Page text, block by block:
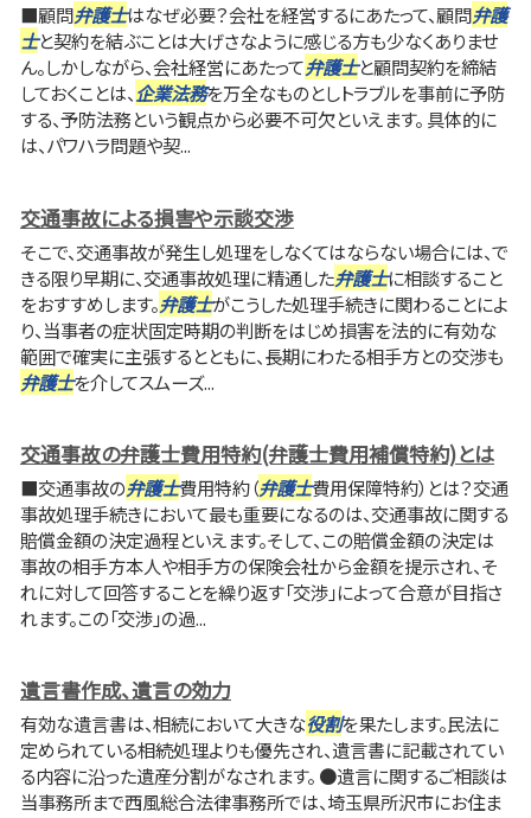
■顧問弁護士はなぜ必要？会社を経営するにあたって、顧問弁護
士と契約を結ぶことは大げさなように感じる方も少なくありませ
ん。しかしながら、会社経営にあたって弁護士と顧問契約を締結
しておくことは、 企業法務を万全なものとしトラブルを事前に予防
する、予防法務という観点から必要不可欠といえます。 具体的に
は、パワハラ問題や契...
交通事故による損害や示談交渉
そこで、交通事故が発生し処理をしなくてはならない場合には、で
きる限り早期に、交通事故処理に精通した弁護士に相談すること
をおすすめします。弁護士がこうした処理手続きに関わることによ
り、当事者の症状固定時期の判断をはじめ損害を法的に有効な
範囲で確実に主張するとともに、長期にわたる相手方との交渉も
弁護士を介してスムーズ...
交通事故の弁護士費用特約(弁護士費用補償特約)とは
■交通事故の弁護士費用特約（弁護士費用保障特約）とは？交通
事故処理手続きにおいて最も重要になるのは、交通事故に関する
賠償金額の決定過程といえます。そして、この賠償金額の決定は
事故の相手方本人や相手方の保険会社から金額を提示され、そ
れに対して回答することを繰り返す「交渉」によって合意が目指さ
れます。この「交渉」の過...
遺言書作成、遺言の効力
有効な遺言書は、相続において大きな役割を果たします。民法に
定められている相続処理よりも優先され、遺言書に記載されてい
る内容に沿った遺産分割がなされます。 ●遺言に関するご相談は
当事務所まで西風総合法律事務所では、埼玉県所沢市にお住ま